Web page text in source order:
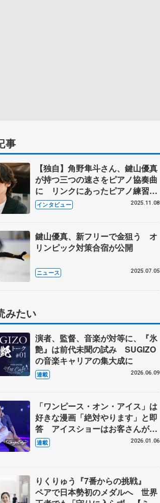
事
【独自】角野隼斗さん、鍵山優真
が持つ三つの速さをピアノ協奏曲
に リンクにあったピアノ練習場
ですぐに曲作りを開始
インタビュー 2025.11.08
鍵山優真、新フリーで金狙う オ
リンピック対策合宿が公開
ニュース 2025.07.05
みたい
演者、監督、音楽が対等に、『氷
艶』は前代未聞の試み SUGIZO
の音楽キャリアの集大成に
連載 2026.06.09
「ワンピース・オン・アイス」は
好きな漫画「絶対やります」と即
答 アイスショーはお客さんがメ
イン、純粋に楽しんでもらうもの
【第3回・宮本賢二 表現の設計
連載 2026.01.06
りくりゅう『7番からの挑戦』
ペアで日本勢初のメダルへ 世界